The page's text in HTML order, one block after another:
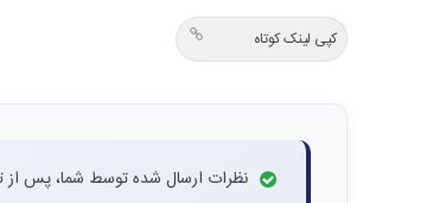
کپی لینک کوتاه
نظرات ارسال شده توسط شما، پس